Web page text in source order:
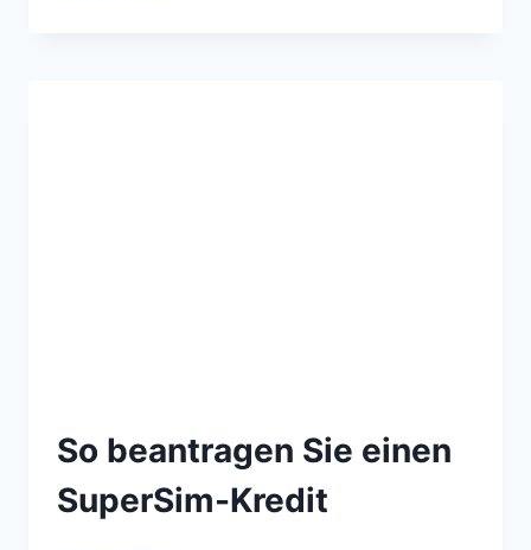
So beantragen Sie einen
SuperSim-Kredit